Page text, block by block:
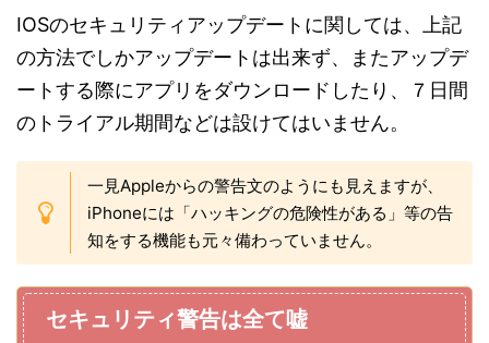
IOSのセキュリティアップデートに関しては、上記
の方法でしかアップデートは出来ず、またアップデ
ートする際にアプリをダウンロードしたり、７日間
のトライアル期間などは設けてはいません。
一見Appleからの警告文のようにも見えますが、
iPhoneには「ハッキングの危険性がある」等の告
知をする機能も元々備わっていません。
セキュリティ警告は全て嘘